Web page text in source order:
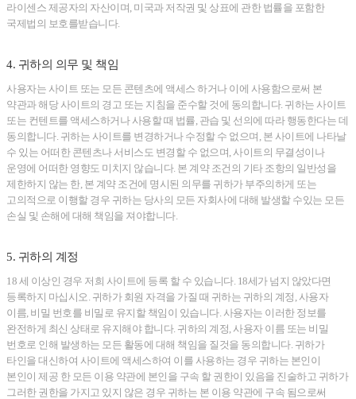
라이센스 제공자의 자산이며, 미국과 저작권 및 상표에 관한 법률을 포함한
국제법의 보호를받습니다.
4. 귀하의 의무 및 책임
사용자는 사이트 또는 모든 콘텐츠에 액세스 하거나 이에 사용함으로써 본
약관과 해당 사이트의 경고 또는 지침을 준수할 것에 동의합니다. 귀하는 사이트
또는 컨텐트를 액세스하거나 사용할 때 법률, 관습 및 선의에 따라 행동한다는 데
동의합니다. 귀하는 사이트를 변경하거나 수정할 수 없으며, 본 사이트에 나타날
수 있는 어떠한 콘텐츠나 서비스도 변경할 수 없으며, 사이트의 무결성이나
운영에 어떠한 영향도 미치지 않습니다. 본 계약 조건의 기타 조항의 일반성을
제한하지 않는 한, 본 계약 조건에 명시된 의무를 귀하가 부주의하게 또는
고의적으로 이행할 경우 귀하는 당사의 모든 자회사에 대해 발생할 수있는 모든
손실 및 손해에 대해 책임을 져야합니다.
5. 귀하의 계정
18 세 이상인 경우 저희 사이트에 등록 할 수 있습니다. 18세가 넘지 않았다면
등록하지 마십시오. 귀하가 회원 자격을 가질 때 귀하는 귀하의 계정, 사용자
이름, 비밀 번호를 비밀로 유지할 책임이 있습니다. 사용자는 이러한 정보를
완전하게 최신 상태로 유지해야 합니다. 귀하의 계정, 사용자 이름 또는 비밀
번호로 인해 발생하는 모든 활동에 대해 책임을 질것을 동의합니다. 귀하가
타인을 대신하여 사이트에 액세스하여 이를 사용하는 경우 귀하는 본인이
본인이 제공 한 모든 이용 약관에 본인을 구속 할 권한이 있음을 진술하고 귀하가
그러한 권한을 가지고 있지 않은 경우 귀하는 본 이용 약관에 구속 됨으로써